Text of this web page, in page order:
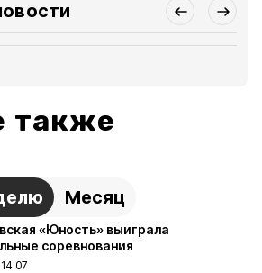
также
Месяц
«Юность» выиграла
соревнования